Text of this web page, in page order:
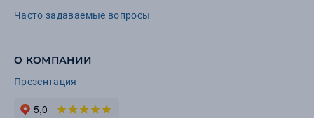
Часто задаваемые вопросы
О КОМПАНИИ
Презентация